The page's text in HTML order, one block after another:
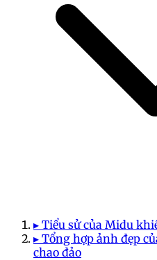
▸ Tiểu sử của Midu
▸ Tổng hợp ảnh đẹp
chao đảo